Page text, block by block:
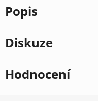
Popis
Diskuze
Hodnocení